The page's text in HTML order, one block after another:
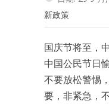
新政策
国庆节将至，
中国公民节日
不要放松警惕
要，非紧急，不